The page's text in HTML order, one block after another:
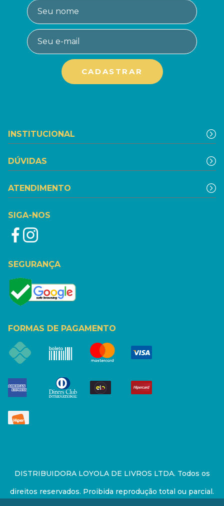
INSTITUCIONAL
DÚVIDAS
ATENDIMENTO
SIGA-NOS
SEGURANÇA
FORMAS DE PAGAMENTO
DISTRIBUIDORA LOYOLA DE LIVROS LTDA. Todos os
direitos reservados. Proibida reprodução total ou parcial.